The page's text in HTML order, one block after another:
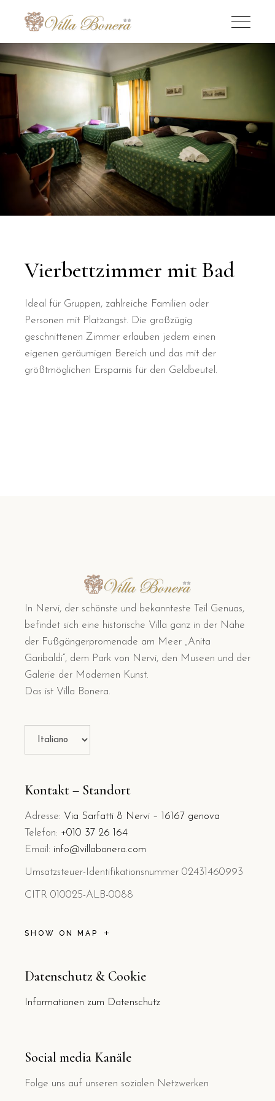
Vierbettzimmer mit Bad
Ideal für Gruppen, zahlreiche Familien oder
Personen mit Platzangst. Die großzügig
geschnittenen Zimmer erlauben jedem einen
eigenen geräumigen Bereich und das mit der
größtmöglichen Ersparnis für den Geldbeutel.
In Nervi, der schönste und bekannteste Teil Genuas,
befindet sich eine historische Villa ganz in der Nähe
der Fußgängerpromenade am Meer „Anita
Garibaldi“, dem Park von Nervi, den Museen und der
Galerie der Modernen Kunst.
Das ist Villa Bonera.
auswählen
Kontakt – Standort
Adresse: Via Sarfatti 8 Nervi – 16167 genova
Telefon: +010 37 26 164
Email: info@villabonera.com
Umsatzsteuer-Identifikationsnummer 02431460993
CITR 010025-ALB-0088
SHOW ON MAP
Datenschutz & Cookie
Informationen zum Datenschutz
Social media Kanäle
Folge uns auf unseren sozialen Netzwerken